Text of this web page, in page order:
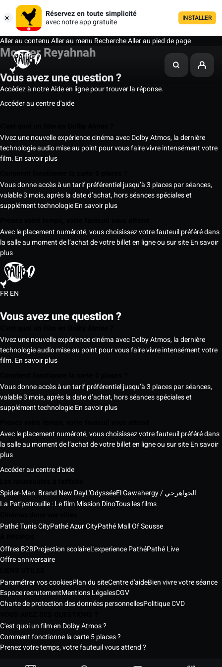
Réservez en toute simplicité
avec notre app gratuite
INSTALLER
Aller au contenuAller au menu RechercheAller au pied de page
Monzer Reyahnah
Vous avez une question ?
Accédez à notre Aide en ligne pour trouver la réponse.
Accéder au centre d'aide
Vivez une nouvelle expérience cinéma avec Dolby Atmos, la dernière
technologie audio mise au point pour vous faire vivre intensément votre
film. En savoir plus
Vous donne accès à un tarif préférentiel jusqu’à 3 places par séances,
valable 3 mois, après la date d’achat, hors séances spéciales et
supplément technologieEn savoir plus
Avec le placement numéroté, vous choisissez votre fauteuil préféré dans
la salle au moment de l’achat de votre billet en ligne ou sur siteEn savoir
plus
FREN
Vous avez une question ?
Vivez une nouvelle expérience cinéma avec Dolby Atmos, la dernière
technologie audio mise au point pour vous faire vivre intensément votre
film. En savoir plus
Vous donne accès à un tarif préférentiel jusqu’à 3 places par séances,
valable 3 mois, après la date d’achat, hors séances spéciales et
supplément technologieEn savoir plus
Avec le placement numéroté, vous choisissez votre fauteuil préféré dans
la salle au moment de l’achat de votre billet en ligne ou sur siteEn savoir
plus
Accéder au centre d'aide
Spider-Man: Brand New DayL'Odyssée
El Gawahergy / الجواهرجي
La Pat'patrouille : Le film Mission DinoTous les films
Pathé Tunis CityPathé Azur CityPathé Mall Of Sousse
Offres B2BProjection scolaireL'experience PathéPathé Live
Offre anniversaire
Paramétrer vos cookiesPlan du siteCentre d'aideBien vivre votre séance
Espace recrutementMentions LégalesCGV
Charte de protection des données personnellesPolitique CVD
C'est quoi un film en Dolby Atmos ?
Comment fonctionne la carte 5 places ?
Prenez votre temps, votre fauteuil vous attend ?